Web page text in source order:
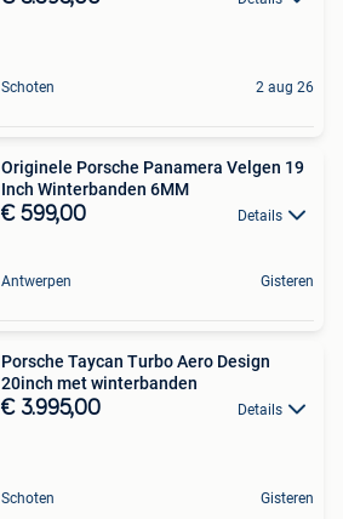
Schoten 2 aug 26
Originele Porsche Panamera Velgen 19
Inch Winterbanden 6MM
€ 599,00 Details
Antwerpen Gisteren
Porsche Taycan Turbo Aero Design
20inch met winterbanden
€ 3.995,00 Details
Schoten Gisteren